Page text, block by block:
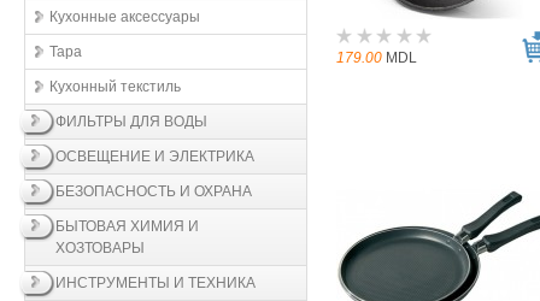
Кухонные aксессуары
Тара
Кухонный текстиль
ФИЛЬТРЫ ДЛЯ ВОДЫ
ОСВЕЩЕНИЕ И ЭЛЕКТРИКА
БЕЗОПАСНОСТЬ И ОХРАНА
БЫТОВАЯ ХИМИЯ И
ХОЗТОВАРЫ
ИНСТРУМЕНТЫ И ТЕХНИКА
179.00 MDL